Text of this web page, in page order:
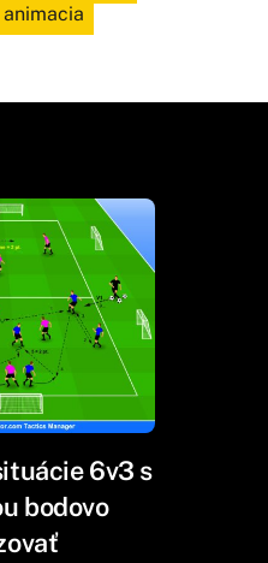
6v3 s
bodovo